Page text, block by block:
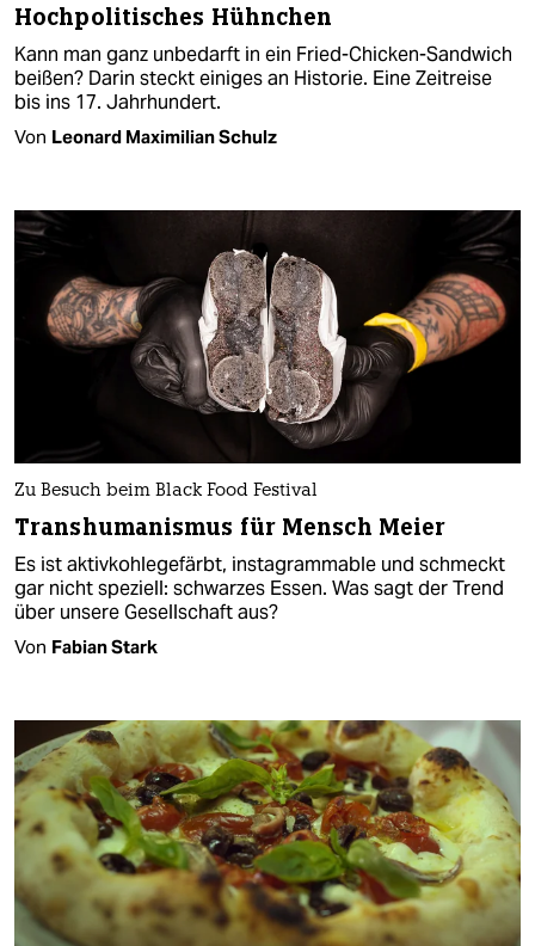
Hochpolitisches Hühnchen
Kann man ganz unbedarft in ein Fried-Chicken-Sandwich
beißen? Darin steckt einiges an Historie. Eine Zeitreise
bis ins 17. Jahrhundert.
Von Leonard Maximilian Schulz
Zu Besuch beim Black Food Festival
Transhumanismus für Mensch Meier
Es ist aktivkohlegefärbt, instagrammable und schmeckt
gar nicht speziell: schwarzes Essen. Was sagt der Trend
über unsere Gesellschaft aus?
Von Fabian Stark